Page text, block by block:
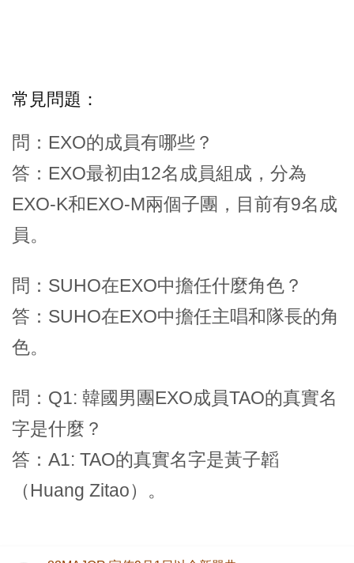
常見問題：
問：EXO的成員有哪些？
答：EXO最初由12名成員組成，分為
EXO-K和EXO-M兩個子團，目前有9名成
員。
問：SUHO在EXO中擔任什麼角色？
答：SUHO在EXO中擔任主唱和隊長的角
色。
問：Q1: 韓國男團EXO成員TAO的真實名
字是什麼？
答：A1: TAO的真實名字是黃子韜
（Huang Zitao）。